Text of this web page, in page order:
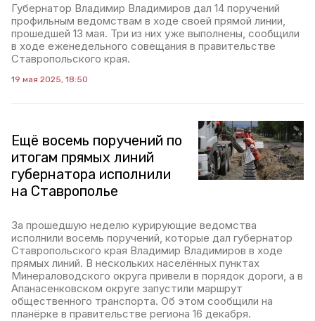
Губернатор Владимир Владимиров дал 14 поручений
профильным ведомствам в ходе своей прямой линии,
прошедшей 13 мая. Три из них уже выполнены, сообщили
в ходе еженедельного совещания в правительстве
Ставропольского края.
19 мая 2025, 18:50
Ещё восемь поручений по
итогам прямых линий
губернатора исполнили
на Ставрополье
За прошедшую неделю курирующие ведомства
исполнили восемь поручений, которые дал губернатор
Ставропольского края Владимир Владимиров в ходе
прямых линий. В нескольких населённых пунктах
Минераловодского округа привели в порядок дороги, а в
Апанасенковском округе запустили маршрут
общественного транспорта. Об этом сообщили на
планёрке в правительстве региона 16 декабря.